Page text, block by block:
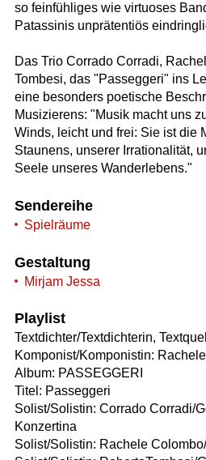
so feinfühliges wie virtuoses
Patassinis unprätentiös
Das Trio Corrado Corradi,
Tombesi, das "Passeggeri" ins
eine besonders poetische
Musizierens: "Musik macht uns
Winds, leicht und frei: Sie ist die
Staunens, unserer Irrationalität,
Seele unseres Wanderlebens."
Sendereihe
Spielräume
Gestaltung
Mirjam Jessa
Playlist
Textdichter/Textdichterin,
Komponist/Komponistin:
Album: PASSEGGERI
Titel: Passeggeri
Solist/Solistin: Corrado Corradi/
Konzertina
Solist/Solistin: Rachele